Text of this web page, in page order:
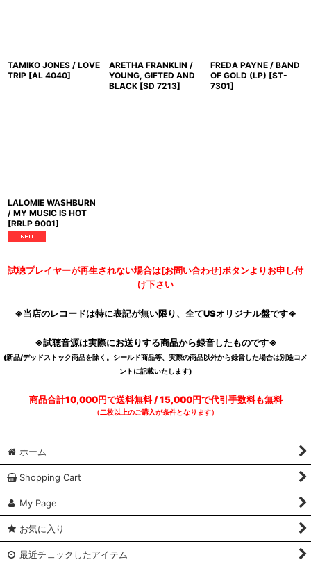
TAMIKO JONES / LOVE
TRIP [AL 4040]
ARETHA FRANKLIN /
YOUNG, GIFTED AND
BLACK [SD 7213]
FREDA PAYNE / BAND
OF GOLD (LP) [ST-
7301]
LALOMIE WASHBURN
/ MY MUSIC IS HOT
[RRLP 9001]
試聴プレイヤーが再生されない場合は[お問い合わせ]ボタンよりお申し付
け下さい
※当店のレコードは特に表記が無い限り、全てUSオリジナル盤です※
※試聴音源は実際にお送りする商品から録音したものです※
(新品/デッドストック商品を除く。シールド商品等、実際の商品以外から録音した場合は別途コメ
ントに記載いたします)
商品合計10,000円で送料無料 / 15,000円で代引手数料も無料
（二枚以上のご購入が条件となります）
ホーム
Shopping Cart
My Page
お気に入り
最近チェックしたアイテム